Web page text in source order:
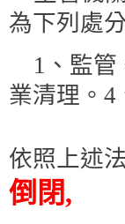
為下列處分
1 、監管
業清理 。 4
依照上述
倒閉,